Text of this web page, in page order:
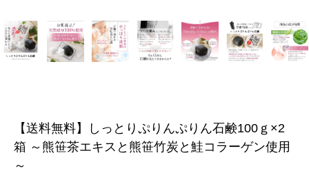
【送料無料】しっとりぷりんぷりん石鹸100ｇ×2
箱 ～熊笹茶エキスと熊笹竹炭と鮭コラーゲン使用
～